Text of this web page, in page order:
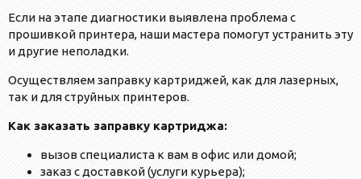
Если на этапе диагностики выявлена проблема с
прошивкой принтера, наши мастера помогут устранить эту
и другие неполадки.
Осуществляем заправку картриджей, как для лазерных,
так и для струйных принтеров.
Как заказать заправку картриджа:
вызов специалиста к вам в офис или домой;
заказ с доставкой (услуги курьера);